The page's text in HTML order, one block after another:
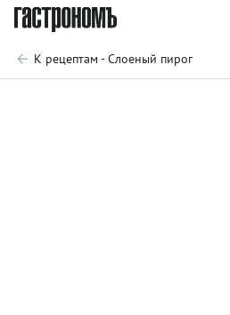
К рецептам - Слоеный пирог